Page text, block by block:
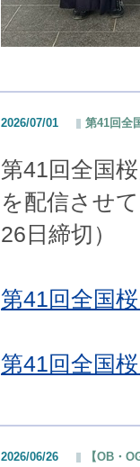
2026/07/01 第41回全
第41回全国
を配信させ
26日締切）
第41回全国
第41回全国
2026/06/26 【OB・